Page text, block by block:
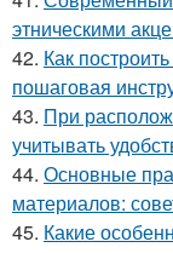
этническими
42. Как
пошаговая
43. При
учитывать
44. Основные
материалов:
45. Какие